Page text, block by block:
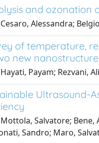
and ozonation
Alessandra;
of temperature,
new
Payam; Rezvani,
Ultrasound-
Salvatore; Bene,
Sandro; Maro,